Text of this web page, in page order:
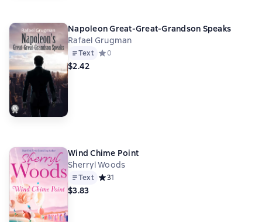
Napoleon Great-Great-Grandson Speaks
Rafael Grugman
Text Средний рейтинг 0 на основе 0 оценок
0
$2.42
Wind Chime Point
Sherryl Woods
Text Средний рейтинг 3 на основе 1 оценок
31
$3.83